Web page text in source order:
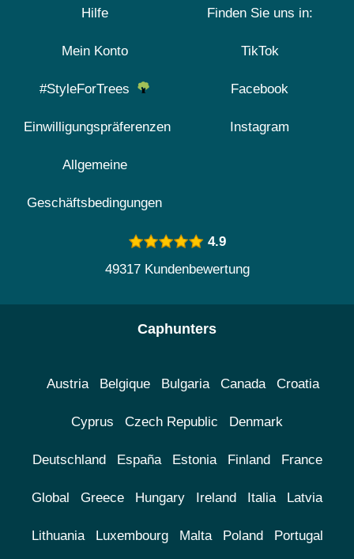
Hilfe
Mein Konto
#StyleForTrees
Einwilligungspräferenzen
Allgemeine
Geschäftsbedingungen
Finden Sie uns in:
TikTok
Facebook
Instagram
4.9
49317 Kundenbewertung
Caphunters
Austria Belgique Bulgaria Canada Croatia
Cyprus Czech Republic Denmark
Deutschland España Estonia Finland France
Global Greece Hungary Ireland Italia Latvia
Lithuania Luxembourg Malta Poland Portugal